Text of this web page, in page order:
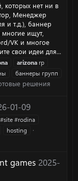
которых нет ни в
Менеджер
и т.д.), баннер
многие ищут,
VK и многое
свои идеи для...
arizona rp
баннеры групп
решения
01-09
#rodina
hosting
games 2025-